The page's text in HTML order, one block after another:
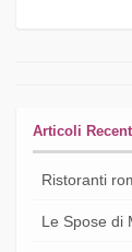
Articoli
Ristoranti
Le Spose di